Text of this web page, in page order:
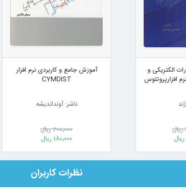
الکتریکی و
افزارپروتئوس
آموزش جامع و کاربردی نرم افزار
CYMDIST
ناشر: آونداندیشه
200٬000 ریال
180٬000 ریال
نظرات کاربران